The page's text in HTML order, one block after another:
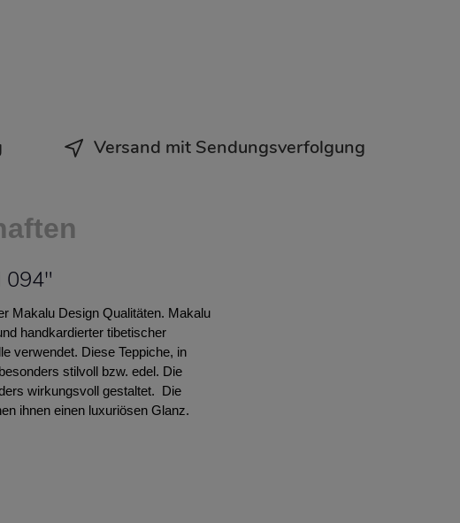
Versand mit Sendungsverfolgung
094"
Makalu Design Qualitäten. Makalu
handkardierter tibetischer
verwendet. Diese Teppiche, in
stilvoll bzw. edel. Die
wirkungsvoll gestaltet. Die
ihnen einen luxuriösen Glanz.